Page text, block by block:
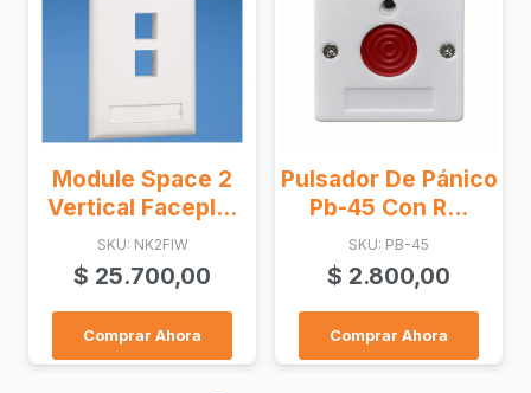
Module Space 2
Vertical Facepl...
SKU: NK2FIW
$25.700,00
Comprar Ahora
Pulsador De Pánico
Pb-45 Con R...
SKU: PB-45
$2.800,00
Comprar Ahora